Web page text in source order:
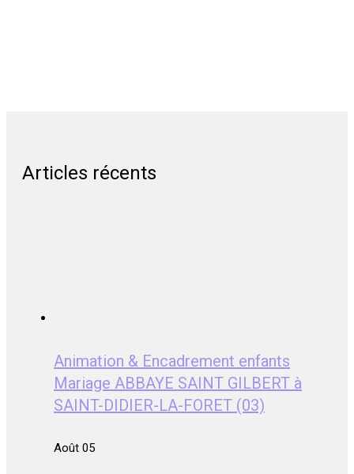
Articles récents
Animation & Encadrement enfants
Mariage ABBAYE SAINT GILBERT à
SAINT-DIDIER-LA-FORET (03)
Août 05